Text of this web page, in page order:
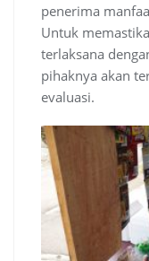
penerima
Untuk
terlaksana
pihaknya akan
evaluasi.